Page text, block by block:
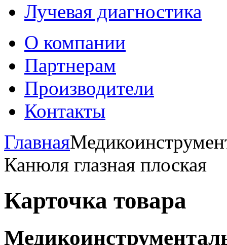
Лучевая диагностика
О компании
Партнерам
Производители
Контакты
Главная
Канюля глазная плоская
Карточка товара